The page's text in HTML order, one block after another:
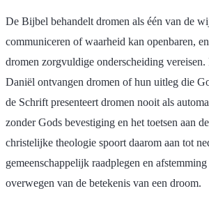
De Bijbel behandelt dromen als één van de
communiceren of waarheid kan openbaren,
dromen zorgvuldige onderscheiding vereisen.
Daniël ontvangen dromen of hun uitleg die
de Schrift presenteert dromen nooit als
zonder Gods bevestiging en het toetsen aan
christelijke theologie spoort daarom aan tot
gemeenschappelijk raadplegen en
overwegen van de betekenis van een droom.